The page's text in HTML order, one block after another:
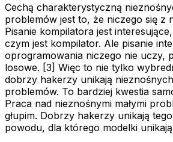
Cechą charakterystyczną
problemów jest to, że niczego się z
Pisanie kompilatora jest
czym jest kompilator. Ale pisanie
oprogramowania niczego nie uczy,
losowe. [3] Więc to nie tylko
dobrzy hakerzy unikają
problemów. To bardziej kwestia
Praca nad nieznośnymi małymi
głupim. Dobrzy hakerzy unikają
powodu, dla którego modelki